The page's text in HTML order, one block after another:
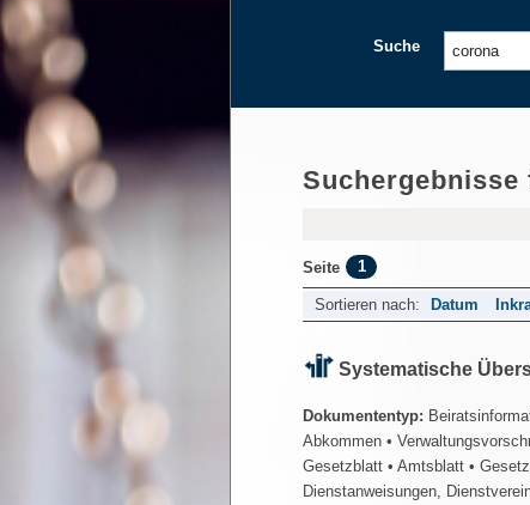
Suche
Suchergebnisse
Seite 1
Sortieren nach: Datum
Systematische
Dokumententyp:
Abkommen •
Gesetzblatt • Amtsblatt •
Dienstanweisungen,